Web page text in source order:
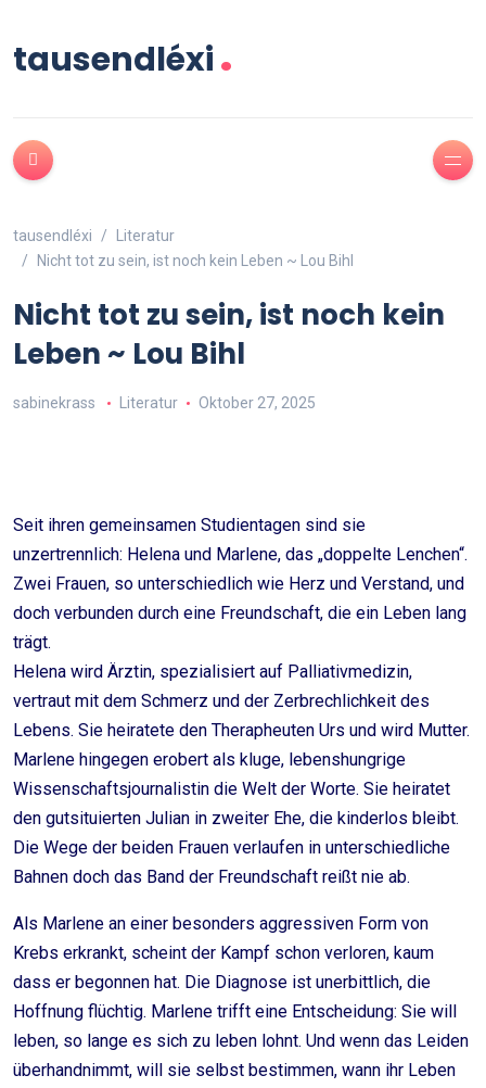
tausendléxi.
tausendléxi
Literatur
Nicht tot zu sein, ist noch kein Leben ~ Lou Bihl
Nicht tot zu sein, ist noch kein
Leben ~ Lou Bihl
sabinekrass Literatur Oktober 27, 2025
Seit ihren gemeinsamen Studientagen sind sie
unzertrennlich: Helena und Marlene, das „doppelte Lenchen“.
Zwei Frauen, so unterschiedlich wie Herz und Verstand, und
doch verbunden durch eine Freundschaft, die ein Leben lang
trägt.
Helena wird Ärztin, spezialisiert auf Palliativmedizin,
vertraut mit dem Schmerz und der Zerbrechlichkeit des
Lebens. Sie heiratete den Therapheuten Urs und wird Mutter.
Marlene hingegen erobert als kluge, lebenshungrige
Wissenschaftsjournalistin die Welt der Worte. Sie heiratet
den gutsituierten Julian in zweiter Ehe, die kinderlos bleibt.
Die Wege der beiden Frauen verlaufen in unterschiedliche
Bahnen doch das Band der Freundschaft reißt nie ab.
Als Marlene an einer besonders aggressiven Form von
Krebs erkrankt, scheint der Kampf schon verloren, kaum
dass er begonnen hat. Die Diagnose ist unerbittlich, die
Hoffnung flüchtig. Marlene trifft eine Entscheidung: Sie will
leben, so lange es sich zu leben lohnt. Und wenn das Leiden
überhandnimmt, will sie selbst bestimmen, wann ihr Leben